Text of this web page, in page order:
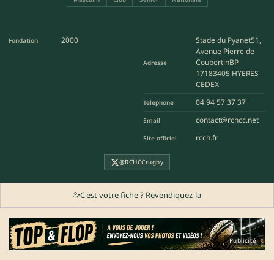
Fondation 2000
Adresse
Stade du Pyanet51,
Avenue Pierre de
CoubertinBP
17183405 HYERES
CEDEX
Telephone 04 94 57 37 37
Email contact@rchcc.net
Site officiel rcch.fr
@RCHCCrugby
C'est votre fiche ? Revendiquez-la
Publicité